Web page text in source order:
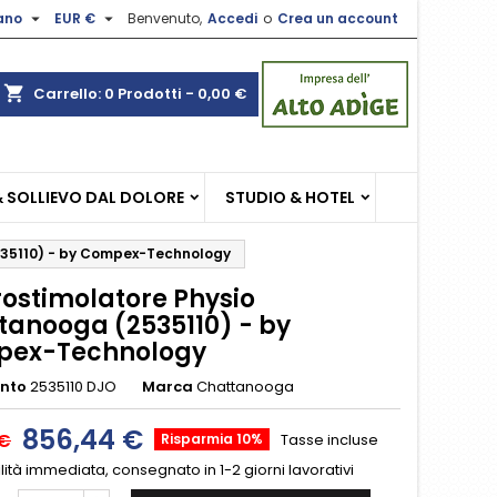
Benvenuto, Accedi o Crea un account
EUR € 

shopping_cart Carrello: 0 Prodotti - 0,00 €
SOLLIEVO DAL DOLORE STUDIO & HOTEL
- by Compex-Technology
Physio
(2535110) - by
Technology
2535110 DJO Marca Chattanooga
856,44 € Risparmia 10%
Tasse incluse
immediata, consegnato in 1-2 giorni lavorativi